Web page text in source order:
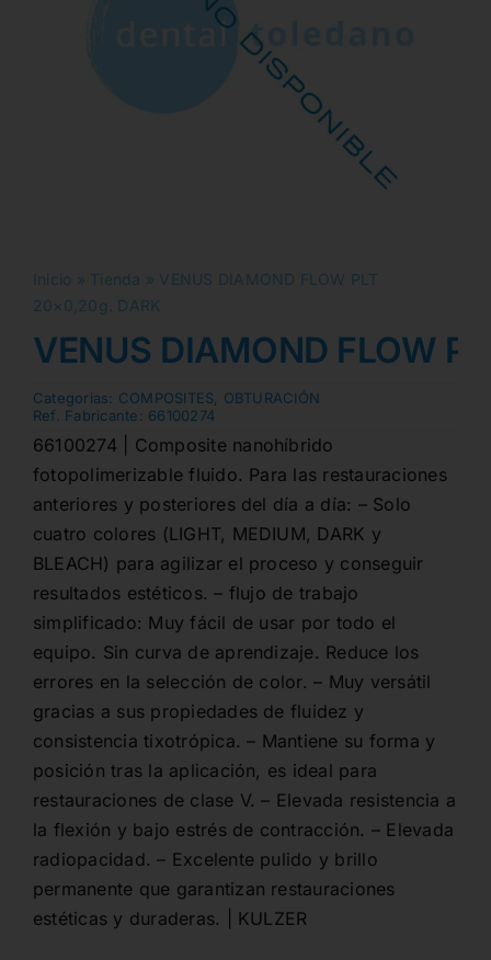
Inicio » Tienda » VENUS DIAMOND FLOW PLT
20×0,20g. DARK
VENUS DIAMOND FLOW
Categorias: COMPOSITES
OBTURACIÓN
Ref. Fabricante: 66100274
66100274 | Composite nanohíbrido
fotopolimerizable fluido. Para las restauraciones
anteriores y posteriores del día a día: – Solo
cuatro colores (LIGHT, MEDIUM, DARK y
BLEACH) para agilizar el proceso y conseguir
resultados estéticos. – flujo de trabajo
simplificado: Muy fácil de usar por todo el
equipo. Sin curva de aprendizaje. Reduce los
errores en la selección de color. – Muy versátil
gracias a sus propiedades de fluidez y
consistencia tixotrópica. – Mantiene su forma y
posición tras la aplicación, es ideal para
restauraciones de clase V. – Elevada resistencia a
la flexión y bajo estrés de contracción. – Elevada
radiopacidad. – Excelente pulido y brillo
permanente que garantizan restauraciones
estéticas y duraderas. | KULZER